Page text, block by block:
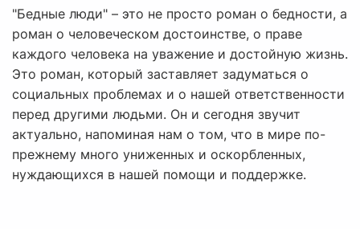
"Бедные люди" – это не просто роман о бедности, а
роман о человеческом достоинстве, о праве
каждого человека на уважение и достойную жизнь.
Это роман, который заставляет задуматься о
социальных проблемах и о нашей ответственности
перед другими людьми. Он и сегодня звучит
актуально, напоминая нам о том, что в мире по-
прежнему много униженных и оскорбленных,
нуждающихся в нашей помощи и поддержке.